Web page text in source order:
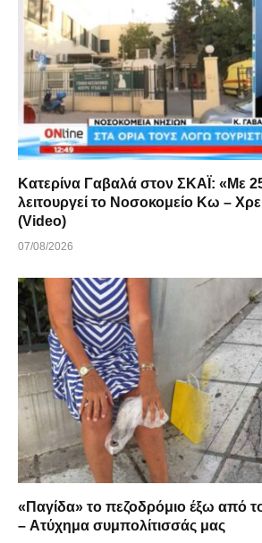
Κατερίνα Γαβαλά στον ΣΚΑΪ: «Με
λειτουργεί το Νοσοκομείο Κω –
(Video)
07/08/2026
«Παγίδα» το πεζοδρόμιο έξω από
– Ατύχημα συμπολίτισσάς μας